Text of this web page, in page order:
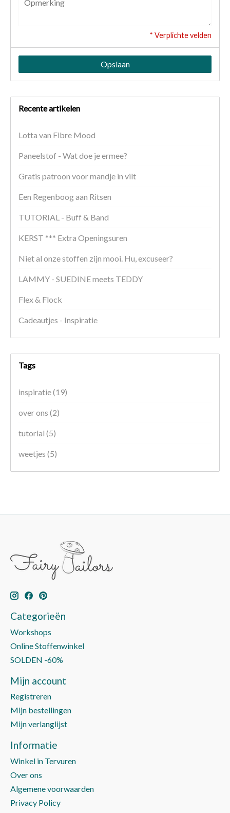
* Verplichte velden
Opslaan
Recente artikelen
Lotta van Fibre Mood
Paneelstof - Wat doe je ermee?
Gratis patroon voor mandje in vilt
Een Regenboog aan Ritsen
TUTORIAL - Buff & Band
KERST *** Extra Openingsuren
Niet al onze stoffen zijn mooi. Hu, excuseer?
LAMMY - SUEDINE meets TEDDY
Flex & Flock
Cadeautjes - Inspiratie
Tags
inspiratie(19)
over ons (2)
tutorial (5)
weetjes (5)
Categorieën
Workshops
Online Stoffenwinkel
SOLDEN -60%
Mijn account
Registreren
Mijn bestellingen
Mijn verlanglijst
Informatie
Winkel in Tervuren
Over ons
Algemene voorwaarden
Privacy Policy